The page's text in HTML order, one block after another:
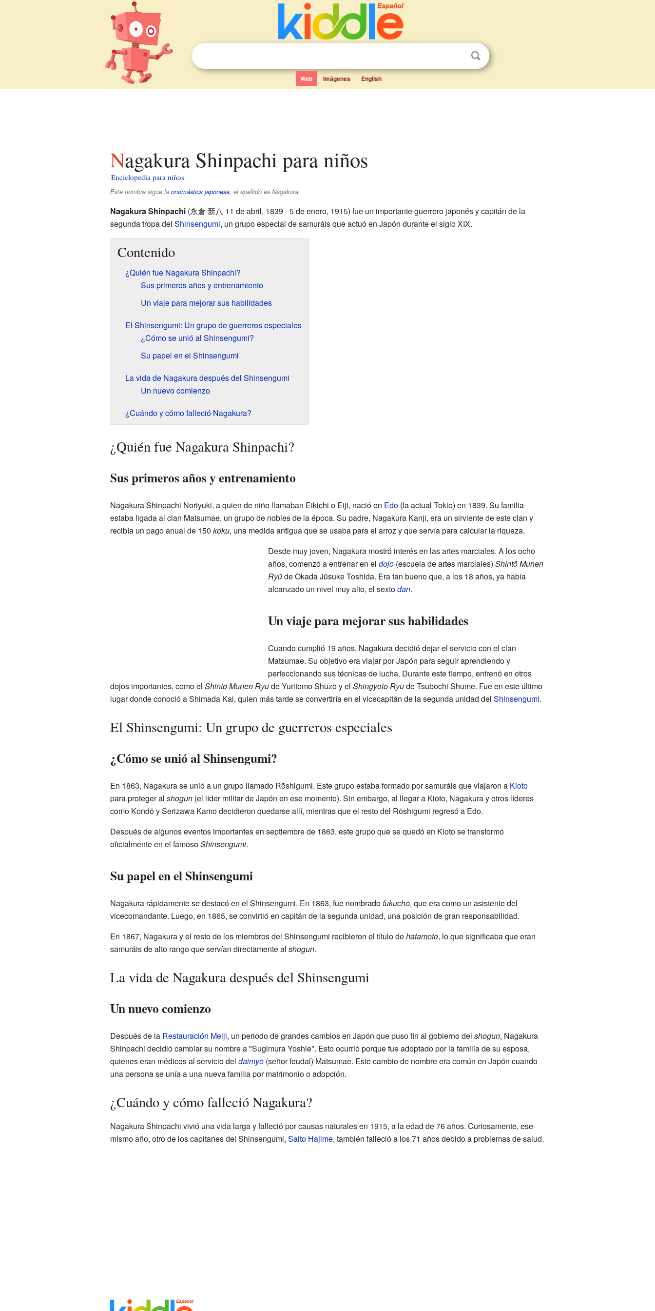
Web Imágenes English
Nagakura Shinpachi para niños
Enciclopedia para niños
Este nombre sigue la onomástica japonesa, el apellido es Nagakura.
Nagakura Shinpachi (永倉 新八 11 de abril, 1839 - 5 de enero, 1915) fue un importante guerrero japonés y capitán de la
segunda tropa del Shinsengumi, un grupo especial de samuráis que actuó en Japón durante el siglo XIX.
Contenido
¿Quién fue Nagakura Shinpachi?
Sus primeros años y entrenamiento
Un viaje para mejorar sus habilidades
El Shinsengumi: Un grupo de guerreros especiales
¿Cómo se unió al Shinsengumi?
Su papel en el Shinsengumi
La vida de Nagakura después del Shinsengumi
Un nuevo comienzo
¿Cuándo y cómo falleció Nagakura?
¿Quién fue Nagakura Shinpachi?
Sus primeros años y entrenamiento
Nagakura Shinpachi Noriyuki, a quien de niño llamaban Eikichi o Eiji, nació en Edo(la actual Tokio) en 1839. Su familia
estaba ligada al clan Matsumae, un grupo de nobles de la época. Su padre, Nagakura Kanji, era un sirviente de este clan y
recibía un pago anual de 150 koku, una medida antigua que se usaba para el arroz y que servía para calcular la riqueza.
Desde muy joven, Nagakura mostró interés en las artes marciales. A los ocho
años, comenzó a entrenar en el dojo(escuela de artes marciales) Shintō Munen
Ryūde Okada Jūsuke Toshida. Era tan bueno que, a los 18 años, ya había
alcanzado un nivel muy alto, el sextodan.
Un viaje para mejorar sus habilidades
Cuando cumplió 19 años, Nagakura decidió dejar el servicio con el clan
Matsumae. Su objetivo era viajar por Japón para seguir aprendiendo y
perfeccionando sus técnicas de lucha. Durante este tiempo, entrenó en otros
dojos importantes, como el Shintō Munen Ryūde Yuritomo Shūzō y el Shingyoto Ryūde Tsubōchi Shume. Fue en este último
lugar donde conoció a Shimada Kai, quien más tarde se convertiría en el vicecapitán de la segunda unidad del Shinsengumi.
El Shinsengumi: Un grupo de guerreros especiales
¿Cómo se unió al Shinsengumi?
En 1863, Nagakura se unió a un grupo llamado Rōshigumi. Este grupo estaba formado por samuráis que viajaron a Kioto
para proteger al shogun(el líder militar de Japón en ese momento). Sin embargo, al llegar a Kioto, Nagakura y otros líderes
como Kondō y Serizawa Kamo decidieron quedarse allí, mientras que el resto del Rōshigumi regresó a Edo.
Después de algunos eventos importantes en septiembre de 1863, este grupo que se quedó en Kioto se transformó
oficialmente en el famosoShinsengumi.
Su papel en el Shinsengumi
Nagakura rápidamente se destacó en el Shinsengumi. En 1863, fue nombradofukuchō, que era como un asistente del
vicecomandante. Luego, en 1865, se convirtió en capitán de la segunda unidad, una posición de gran responsabilidad.
En 1867, Nagakura y el resto de los miembros del Shinsengumi recibieron el título dehatamoto, lo que significaba que eran
samuráis de alto rango que servían directamente al shogun.
La vida de Nagakura después del Shinsengumi
Un nuevo comienzo
Después de la Restauración Meiji, un periodo de grandes cambios en Japón que puso fin al gobierno del shogun, Nagakura
Shinpachi decidió cambiar su nombre a "Sugimura Yoshie". Esto ocurrió porque fue adoptado por la familia de su esposa,
quienes eran médicos al servicio del daimyō(señor feudal) Matsumae. Este cambio de nombre era común en Japón cuando
una persona se unía a una nueva familia por matrimonio o adopción.
¿Cuándo y cómo falleció Nagakura?
Nagakura Shinpachi vivió una vida larga y falleció por causas naturales en 1915, a la edad de 76 años. Curiosamente, ese
mismo año, otro de los capitanes del Shinsengumi, Saito Hajime, también falleció a los 71 años debido a problemas de salud.